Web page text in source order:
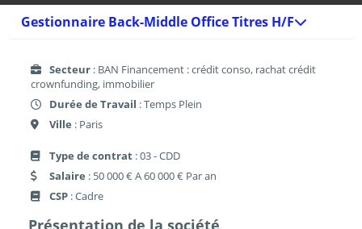
Gestionnaire Back-Middle Office Titres H/F
Secteur : BAN Financement : crédit conso, rachat crédit
crownfunding, immobilier
Durée de Travail : Temps Plein
Ville : Paris
Type de contrat : 03 - CDD
Salaire : 50 000 € A 60 000 € Par an
CSP : Cadre
Présentation de la société